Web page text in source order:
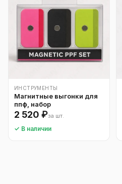
ИНСТРУМЕНТЫ
Магнитные выгонки для
ппф, набор
2 520 ₽за шт.
✓ В наличии